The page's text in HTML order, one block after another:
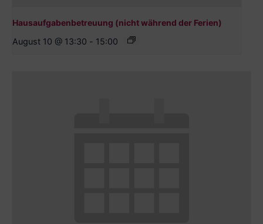
Hausaufgabenbetreuung (nicht während der Ferien)
August 10 @ 13:30 - 15:00